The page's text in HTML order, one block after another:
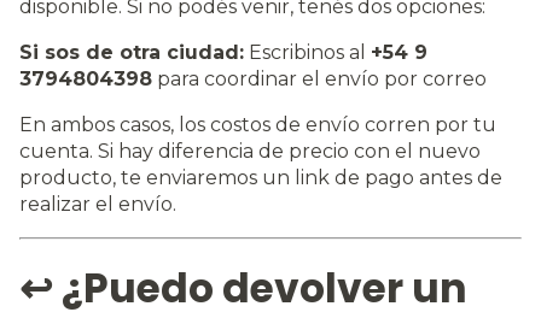
disponible. Si no podés venir, tenés dos opciones:
Si sos de otra ciudad: Escribinos al +54 9
3794804398 para coordinar el envío por correo
En ambos casos, los costos de envío corren por tu
cuenta. Si hay diferencia de precio con el nuevo
producto, te enviaremos un link de pago antes de
realizar el envío.
↩️ ¿Puedo devolver un